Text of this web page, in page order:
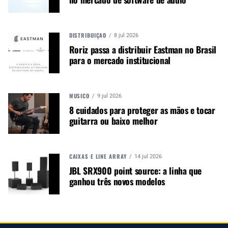
steel e guitarra limpa.
A versão 112 pesa25,7 lbe a 115 pesa
segundo a marca. Ambas incorporam uma versão
atualizada do sistema de proteção de falantes
DDT, projetado para ajudar o amplificador a
exigência.
Autor:Redação M&M
publicação empenhada em
negócios para o music business,
indústria de áudio profissional,
fazemos.
DISTRIBUIÇÃO 8 jul 2026
Roriz passa a distribuir Eastman no Brasil
para o mercado institucional
MÚSICO 9 jul 2026
8 cuidados para proteger as mãos e tocar
guitarra ou baixo melhor
CAIXAS E LINE ARRAY 14 jul 2026
JBL SRX900 point source: a linha que
ganhou três novos modelos